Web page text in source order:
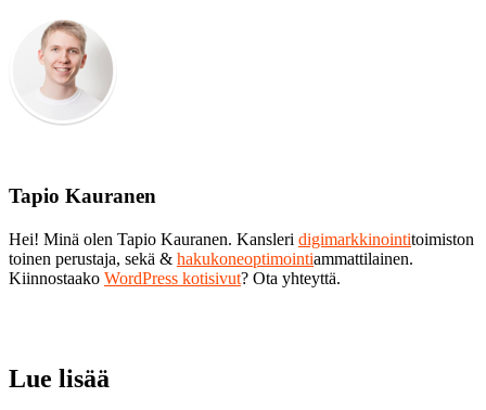
Tapio Kauranen
Hei! Minä olen Tapio Kauranen. Kansleri digimarkkinointitoimiston
toinen perustaja, sekä & hakukoneoptimointiammattilainen.
Kiinnostaako WordPress kotisivut? Ota yhteyttä.
Lue lisää